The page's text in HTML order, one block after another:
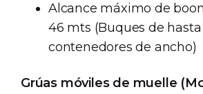
Alcance máximo de
46 mts (Buques de hasta
contenedores de ancho)
Grúas móviles de muelle